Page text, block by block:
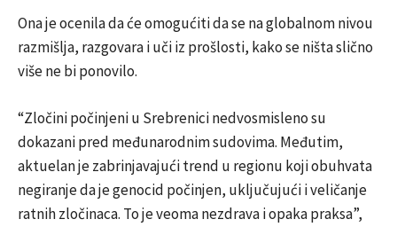
Ona je ocenila da će omogućiti da se na globalnom nivou
razmišlja, razgovara i uči iz prošlosti, kako se ništa slično
više ne bi ponovilo.
“Zločini počinjeni u Srebrenici nedvosmisleno su
dokazani pred međunarodnim sudovima. Međutim,
aktuelan je zabrinjavajući trend u regionu koji obuhvata
negiranje da je genocid počinjen, uključujući i veličanje
ratnih zločinaca. To je veoma nezdrava i opaka praksa”,